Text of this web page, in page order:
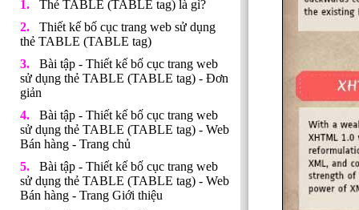
Thẻ TABLE (TABLE tag) là gì?
Thiết kế bố cục trang web sử dụng
thẻ TABLE (TABLE tag)
Bài tập - Thiết kế bố cục trang web
sử dụng thẻ TABLE (TABLE tag) - Đơn
giản
Bài tập - Thiết kế bố cục trang web
sử dụng thẻ TABLE (TABLE tag) - Web
Bán hàng - Trang chủ
Bài tập - Thiết kế bố cục trang web
sử dụng thẻ TABLE (TABLE tag) - Web
Bán hàng - Trang Giới thiệu